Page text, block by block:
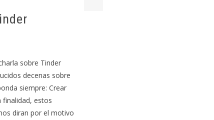
sobre Tinder
decenas sobre
siempre: Crear
finalidad, estos
diran por el motivo